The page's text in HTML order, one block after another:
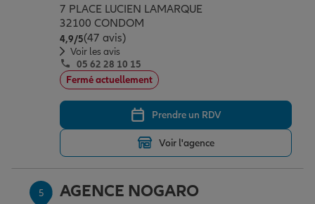
7 PLACE LUCIEN LAMARQUE
32100 CONDOM
4,9/5Note de 4.9 sur 5
(47 avis)
Voir les avis
05 62 28 10 15
Fermé actuellement
Prendre un RDV
Voir l'agence
5 AGENCE NOGARO